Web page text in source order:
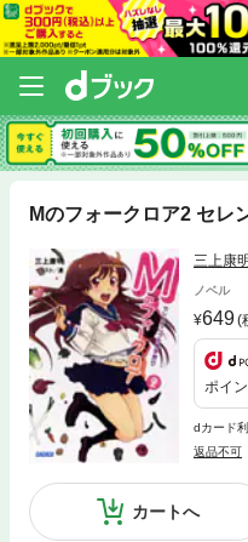
Mのフォークロア2 セレ
三上康
ノベル
649(
ポイ
dカード
返品不可
カートへ